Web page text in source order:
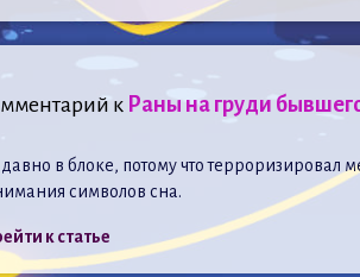
к Раны на груди
в блоке, потому что терроризировал
символов сна.
к статье